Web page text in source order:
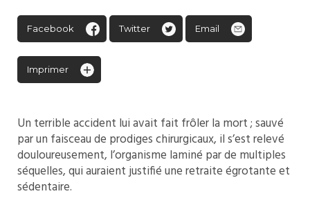
Facebook Twitter Email
Imprimer
Un terrible accident lui avait fait frôler la mort ; sauvé
par un faisceau de prodiges chirurgicaux, il s’est relevé
douloureusement, l’organisme laminé par de multiples
séquelles, qui auraient justifié une retraite égrotante et
sédentaire.